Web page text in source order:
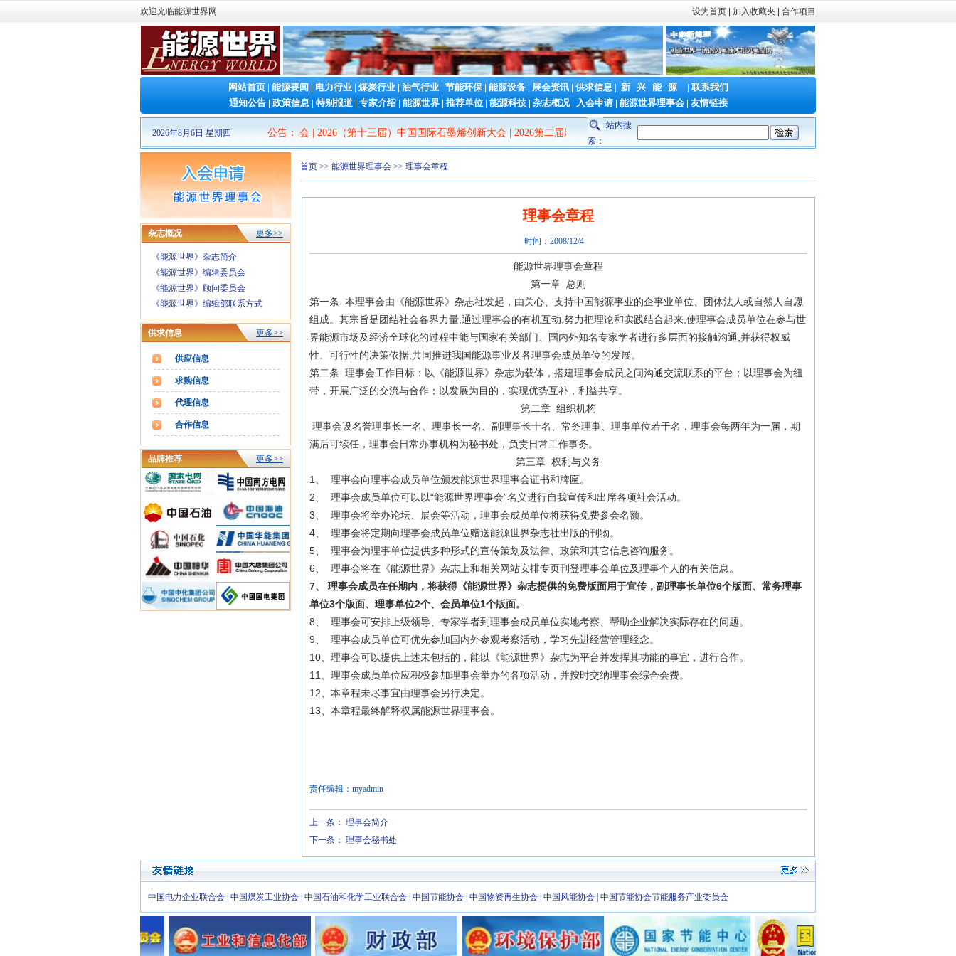
欢迎光临能源世界网 设为首页 加入收藏夹 | 合作项目
网站首页 | 能源要闻 | 电力行业 | 煤炭行业 | 油气行业 | 节能环保 | 能源设备 | 展会资讯 | 供求信息 | 新兴能源 | 联系我们
通知公告 | 政策信息 | 特别报道 | 专家介绍 | 能源世界 | 推荐单位 | 能源科技 | 杂志概况| 入会申请 | 能源世界理事会 | 友情链接
2026年8月6日 星期四 公告 ：
2026山东清洁能源 产业博览会 | 2026（第十三届）中国国际石墨烯创新大会|2026第二届新型储能泰山发展大会暨储能产业与技术展 第二十三届中国国际电力产业博览会暨绿色能源
站内搜
索：
杂志概况 更多>>
《能源世界》杂志简介
《能源世界》编辑委员会
《能源世界》顾问委员会
《能源世界》编辑部联系方式
供求信息 更多>>
供应信息
求购信息
代理信息
合作信息
品牌推荐 更多>>
首页 >> 能源世界理事会 >> 理事会章程
理事会章程
时间：2008/12/4
能源世界理事会章程
第一章 总则
第一条 本理事会由《能源世界》杂志社发起，由关心、支持中国能源事业的企事业单位、团体法人或自然人自愿
组成。其宗旨是团结社会各界力量,通过理事会的有机互动,努力把理论和实践结合起来,使理事会成员单位在参与世
界能源市场及经济全球化的过程中能与国家有关部门、国内外知名专家学者进行多层面的接触沟通,并获得权威
性、可行性的决策依据,共同推进我国能源事业及各理事会成员单位的发展。
第二条 理事会工作目标：以《能源世界》杂志为载体，搭建理事会成员之间沟通交流联系的平台；以理事会为纽
带，开展广泛的交流与合作；以发展为目的，实现优势互补，利益共享。
第二章 组织机构
理事会设名誉理事长一名、理事长一名、副理事长十名、常务理事、理事单位若干名，理事会每两年为一届，期
满后可续任，理事会日常办事机构为秘书处，负责日常工作事务。
第三章 权利与义务
1、 理事会向理事会成员单位颁发能源世界理事会证书和牌匾。
2、 理事会成员单位可以以“能源世界理事会”名义进行自我宣传和出席各项社会活动。
3、 理事会将举办论坛、展会等活动，理事会成员单位将获得免费参会名额。
4、 理事会将定期向理事会成员单位赠送能源世界杂志社出版的刊物。
5、 理事会为理事单位提供多种形式的宣传策划及法律、政策和其它信息咨询服务。
6、 理事会将在《能源世界》杂志上和相关网站安排专页刊登理事会单位及理事个人的有关信息。
7、 理事会成员在任期内，将获得《能源世界》杂志提供的免费版面用于宣传，副理事长单位6个版面、常务理事
单位3个版面、理事单位2个、会员单位1个版面。
8、 理事会可安排上级领导、专家学者到理事会成员单位实地考察、帮助企业解决实际存在的问题。
9、 理事会成员单位可优先参加国内外参观考察活动，学习先进经营管理经念。
10、理事会可以提供上述未包括的，能以《能源世界》杂志为平台并发挥其功能的事宜，进行合作。
11、理事会成员单位应积极参加理事会举办的各项活动，并按时交纳理事会综合会费。
12、本章程未尽事宜由理事会另行决定。
13、本章程最终解释权属能源世界理事会。
责任编辑：myadmin
上一条： 理事会简介
下一条： 理事会秘书处
中国电力企业联合会 中国煤炭工业协会 中国石油和化学工业联合会 中国节能协会 中国物资再生协会 中国风能协会 中国节能协会节能服务产业委员会